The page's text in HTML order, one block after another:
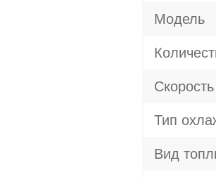
Модель
Тип
Вид